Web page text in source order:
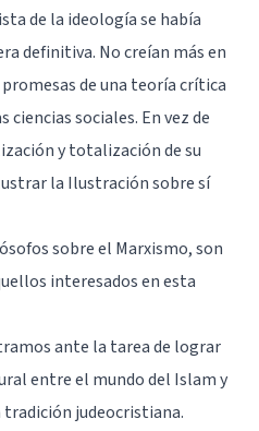
de la ideología se había
definitiva. No creían más en
de una teoría crítica
sociales. En vez de
y totalización de su
la Ilustración sobre sí
sobre el Marxismo, son
interesados en esta
ante la tarea de lograr
entre el mundo del Islam y
judeocristiana.